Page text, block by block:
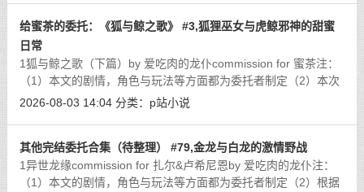
给蜜茶的委托：《狐与鲸之歌》 #3,狐狸巫女与虎鲸邪神的甜蜜
日常
1狐与鲸之歌（下篇）by 爱吃肉的龙仆commission for 蜜茶注：
（1）本文的剧情，角色与玩法等方面都为委托者制定（2）本次
更新内容为清水剧情，基本没有肉戏4 与虎鲸兽人形态的塔罗
2026-08-03 14:04 分类： p站小说
其他完结委托合集（待整理） #79,金龙与白龙的激情野战
1异世龙缘commission for 扎尔&卢希尼恩by 爱吃肉的龙仆注：
（1）本文的剧情，角色与玩法等方面都为委托者制定（2）根据